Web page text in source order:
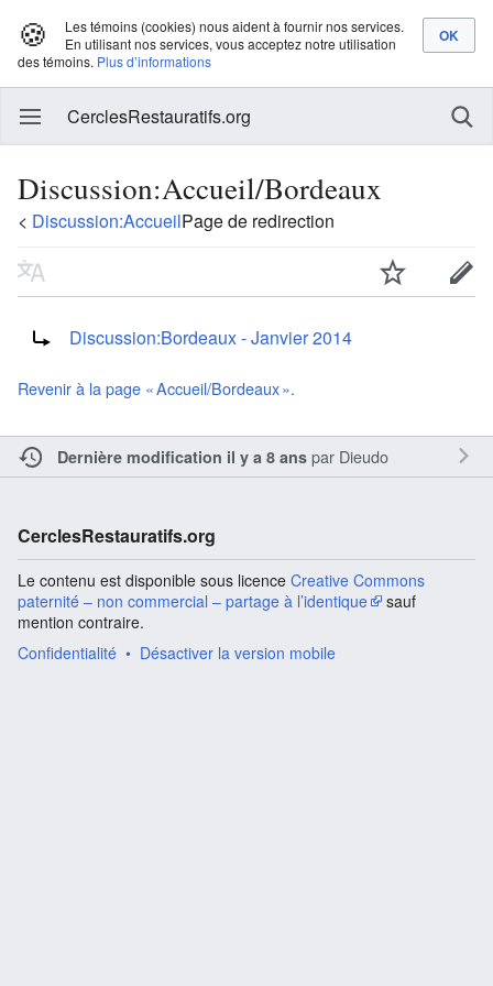
🍪
Les témoins (cookies) nous aident à fournir nos services.
En utilisant nos services, vous acceptez notre utilisation
des témoins. Plus d’informations
CerclesRestauratifs.org
Discussion:Accueil/Bordeaux
< Discussion:AccueilPage de redirection
Discussion:Bordeaux - Janvier 2014
Revenir à la page « Accueil/Bordeaux ».
Dernière modification il y a 8 anspar Dieudo
CerclesRestauratifs.org
Le contenu est disponible sous licence Creative Commons
paternité – non commercial – partage à l’identique
sauf
mention contraire.
Confidentialité
Désactiver la version mobile